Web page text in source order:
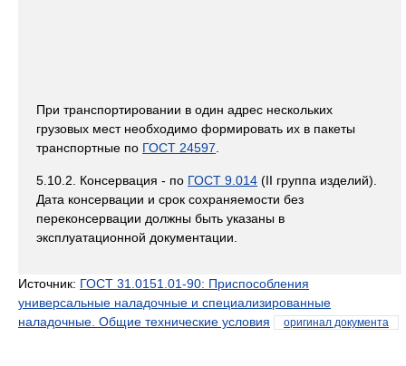
При транспортировании в один адрес нескольких
грузовых мест необходимо формировать их в пакеты
транспортные по ГОСТ 24597.
5.10.2. Консервация - по ГОСТ 9.014 (II группа изделий).
Дата консервации и срок сохраняемости без
переконсервации должны быть указаны в
эксплуатационной документации.
Источник: ГОСТ 31.0151.01-90: Приспособления
универсальные наладочные и специализированные
наладочные. Общие технические условия
оригинал документа